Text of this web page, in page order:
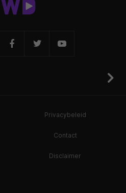
Privacybeleid
Contact
Disclaimer